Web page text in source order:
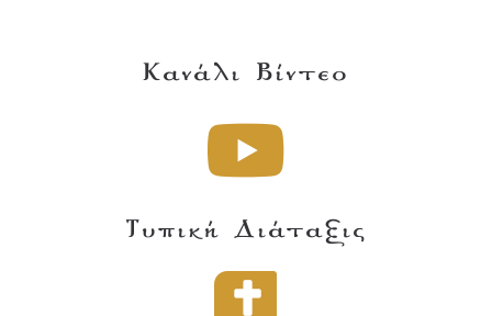
Κανάλι Βίντεο
Τυπική Διάταξις